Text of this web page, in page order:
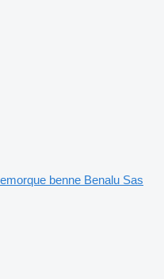
benne Benalu Sas